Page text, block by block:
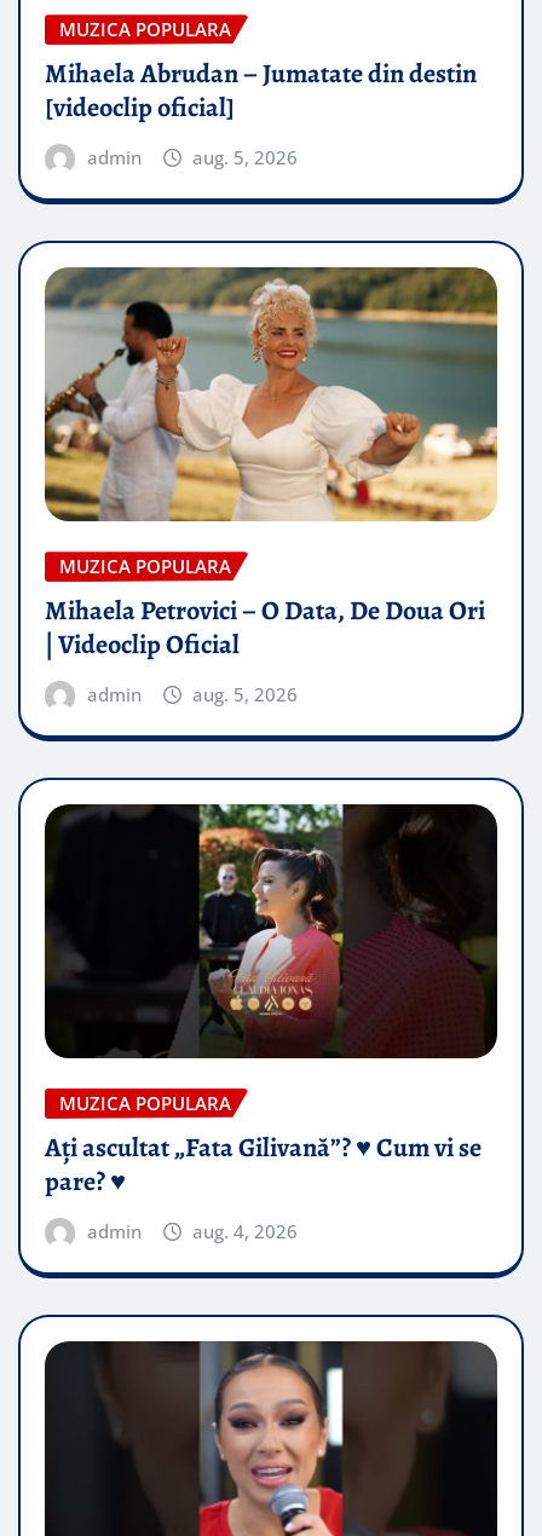
MUZICA POPULARA
Mihaela Abrudan – Jumatate din destin
[videoclip oficial]
admin aug. 5, 2026
MUZICA POPULARA
Mihaela Petrovici – O Data, De Doua Ori
| Videoclip Oficial
admin aug. 5, 2026
MUZICA POPULARA
Ați ascultat „Fata Gilivană”? ♥️ Cum vi se
pare? ♥️
admin aug. 4, 2026